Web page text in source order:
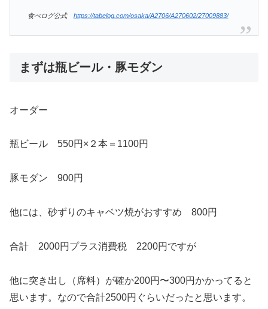
食べログ公式 https://tabelog.com/osaka/A2706/A270602/27009883/
まずは瓶ビール・豚モダン
オーダー
瓶ビール 550円×２本＝1100円
豚モダン 900円
他には、砂ずりのキャベツ焼がおすすめ 800円
合計 2000円プラス消費税 2200円ですが
他に突き出し（席料）が確か200円〜300円かかってると
思います。なので合計2500円ぐらいだったと思います。